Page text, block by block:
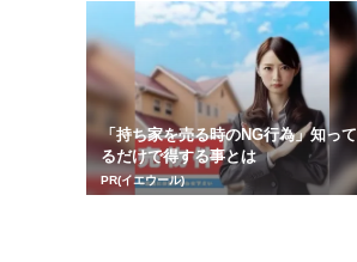
「持ち家を売る時のNG行為」知って
るだけで得する事とは
PR(イエウール)